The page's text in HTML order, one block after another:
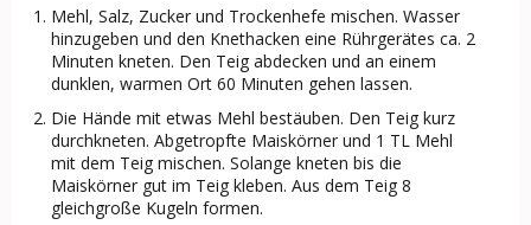
Mehl, Salz, Zucker und Trockenhefe mischen. Wasser
hinzugeben und den Knethacken eine Rührgerätes ca. 2
Minuten kneten. Den Teig abdecken und an einem
dunklen, warmen Ort 60 Minuten gehen lassen.
Die Hände mit etwas Mehl bestäuben. Den Teig kurz
durchkneten. Abgetropfte Maiskörner und 1 TL Mehl
mit dem Teig mischen. Solange kneten bis die
Maiskörner gut im Teig kleben. Aus dem Teig 8
gleichgroße Kugeln formen.